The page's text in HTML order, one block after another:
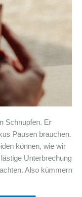
Schnupfen. Er
Pausen brauchen.
können, wie wir
Unterbrechung
Also kümmern